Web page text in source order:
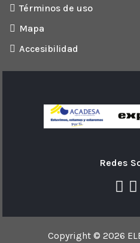
Términos de uso
Mapa
Accesibilidad
Redes
Copyright © 2026